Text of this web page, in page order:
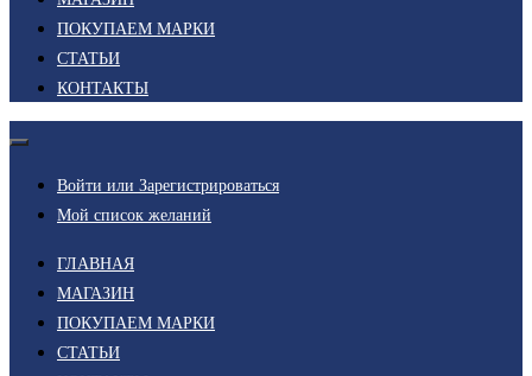
ПОКУПАЕМ МАРКИ
СТАТЬИ
КОНТАКТЫ
Войти или Зарегистрироваться
Мой список желаний
ГЛАВНАЯ
МАГАЗИН
ПОКУПАЕМ МАРКИ
СТАТЬИ